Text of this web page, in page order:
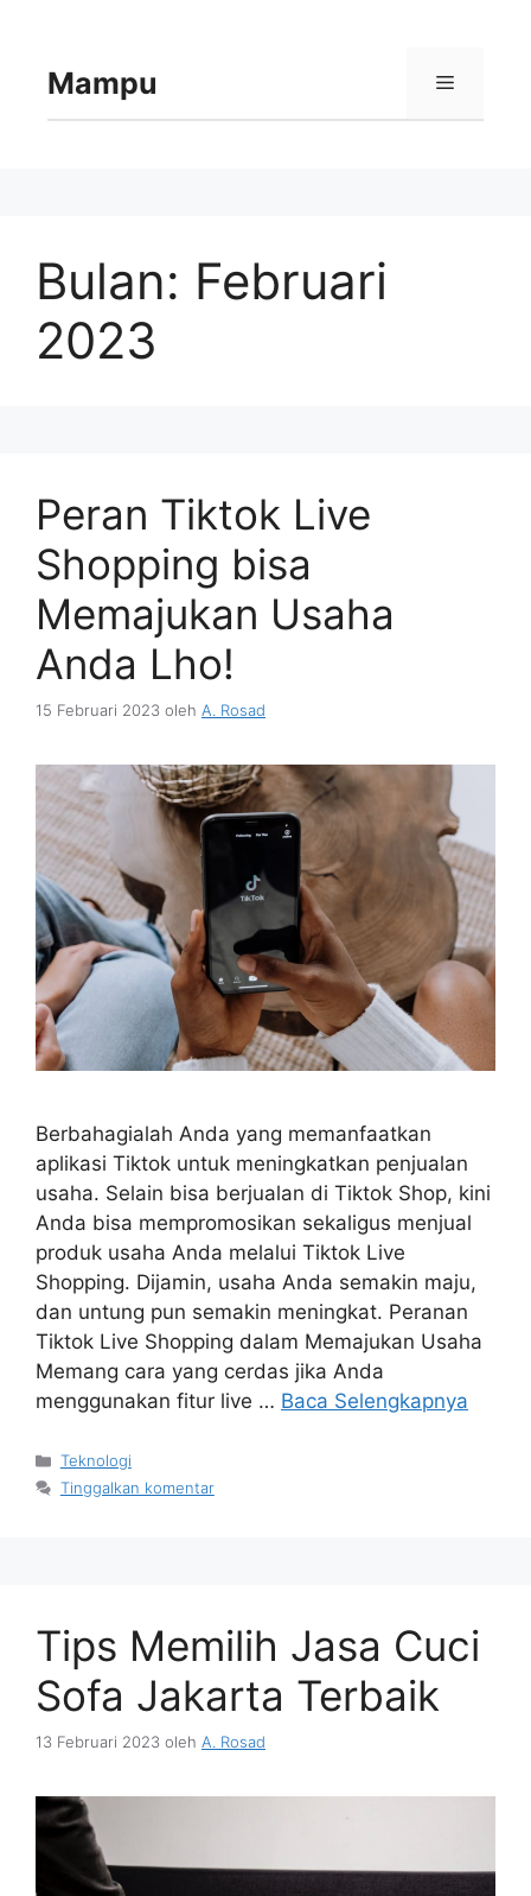
Mampu Menu
Bulan: Februari
2023
Peran Tiktok Live
Shopping bisa
Memajukan Usaha
Anda Lho!
15 Februari 2023 oleh A. Rosad
Berbahagialah Anda yang memanfaatkan
aplikasi Tiktok untuk meningkatkan penjualan
usaha. Selain bisa berjualan di Tiktok Shop, kini
Anda bisa mempromosikan sekaligus menjual
produk usaha Anda melalui Tiktok Live
Shopping. Dijamin, usaha Anda semakin maju,
dan untung pun semakin meningkat. Peranan
Tiktok Live Shopping dalam Memajukan Usaha
Memang cara yang cerdas jika Anda
menggunakan fitur live … Baca Selengkapnya
Kategori
Teknologi
Tinggalkan komentar
Tips Memilih Jasa Cuci
Sofa Jakarta Terbaik
13 Februari 2023 oleh A. Rosad